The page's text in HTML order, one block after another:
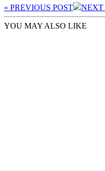
« PREVIOUS POST NEXT
YOU MAY ALSO LIKE